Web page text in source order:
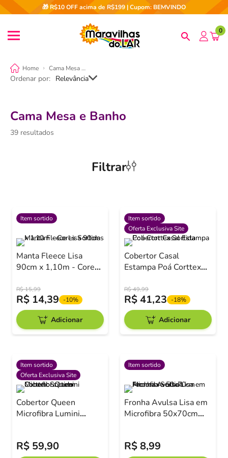
🎁 R$10 OFF acima de R$199 | Cupom: BEMVINDO
0
Cama Mesa e Banho
Ordenar por Relevância
Cama Mesa e Banho
39
Filtrar
Item sortido
Manta Fleece Lisa
90cm x 1,10m - Cores
R$ 15,99
R$ 14,39 -10%
Adicionar
Item sortido
Oferta Exclusiva Site
Cobertor Casal
Estampa Poá Corttex
R$ 49,99
R$41,23 -18%
Adicionar
Item sortido
Oferta Exclusiva Site
Cobertor Queen
Microfibra Lumini
R$ 59,90
Item sortido
Fronha Avulsa Lisa em
Microfibra 50x70cm
R$8,99